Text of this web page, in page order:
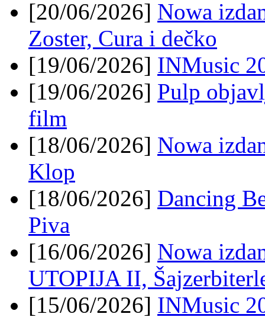
[20/06/2026] Nowa
Zoster, Cura i dečko
[19/06/2026] INMusic
[19/06/2026] Pulp
film
[18/06/2026] Nowa
Klop
[18/06/2026] Dancing
Piva
[16/06/2026] Nowa
UTOPIJA II,
[15/06/2026] INMusic